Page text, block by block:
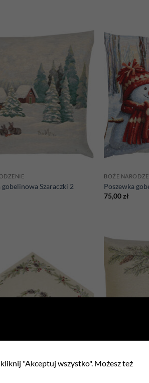
gobelinowa Szaraczki 2
BOŻE
Poszewka
75,00zł
"Akceptuj wszystko". Możesz też